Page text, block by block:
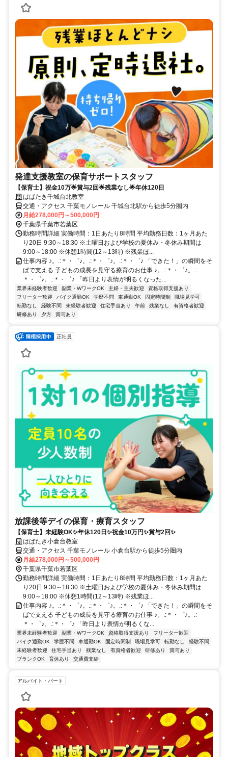
発達支援教室の保育サポートスタッフ
【保育士】祝金10万🌟賞与2回🌟残業なし🌟年休120日
はばたき千城台北教室
交通・アクセス 千葉モノレール 千城台北駅から徒歩5分圏内
月給278,000円～500,000円
千葉県千葉市若葉区
勤務時間詳細 実働時間：1日あたり8時間 平均勤務日数：1ヶ月あた
り20日 9:30～18:30 ※土曜日および学校の夏休み・冬休み期間は
9:00～18:00 ※休憩1時間(12～13時) ※残業ほ...
仕事内容 ♪。.:＊・゜♪。.:＊・゜♪。.:＊・゜♪ 「できた！」の瞬間をそ
ばで支える 子どもの成長を見守る療育のお仕事 ♪。.:＊・゜♪。.:
＊・゜♪。.:＊・゜♪ 「昨日より表情が明るくなった...
業界未経験者歓迎 副業・WワークOK 主婦・主夫歓迎
資格取得支援あり
フリーター歓迎
バイク通勤OK 学歴不問 車通勤OK 固定時間制
職場見学可
転勤なし
経験不問 未経験者歓迎 住宅手当あり 午前 残業なし
有資格者歓迎
研修あり
夕方 賞与あり
正社員
放課後等デイの保育・療育スタッフ
【保育士】未経験OK✨年休120日✨祝金10万円✨賞与2回✨
はばたき小倉台教室
交通・アクセス 千葉モノレール 小倉台駅から徒歩5分圏内
月給278,000円～500,000円
千葉県千葉市若葉区
勤務時間詳細 実働時間：1日あたり8時間 平均勤務日数：1ヶ月あた
り20日 9:30～18:30 ※土曜日および学校の夏休み・冬休み期間は
9:00～18:00 ※休憩1時間(12～13時) ※残業ほ...
仕事内容 ♪。.:＊・゜♪。.:＊・゜♪。.:＊・゜♪ 「できた！」の瞬間をそ
ばで支える 子どもの成長を見守る療育のお仕事 ♪。.:＊・゜♪。.:
＊・゜♪。.:＊・゜♪ 「昨日より表情が明るくな...
業界未経験者歓迎 副業・WワークOK 資格取得支援あり
フリーター歓迎
バイク通勤OK
学歴不問 車通勤OK 固定時間制 職場見学可 転勤なし
経験不問
未経験者歓迎
住宅手当あり 残業なし 有資格者歓迎 研修あり
賞与あり
ブランクOK
育休あり 交通費支給
アルバイト・パート